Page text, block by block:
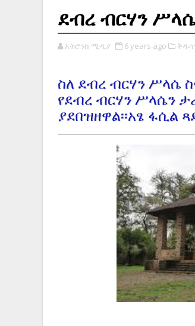
ደብረ ብርሃን ሥላሴ
አትሮንስ ሚዲያ 6 years ago
ስለ ደብረ ብርሃን ሥላሴ
የደብረ ብርሃን ሥላሴን
ያደበዝዘዋል፡፡አፄ ፋሲል